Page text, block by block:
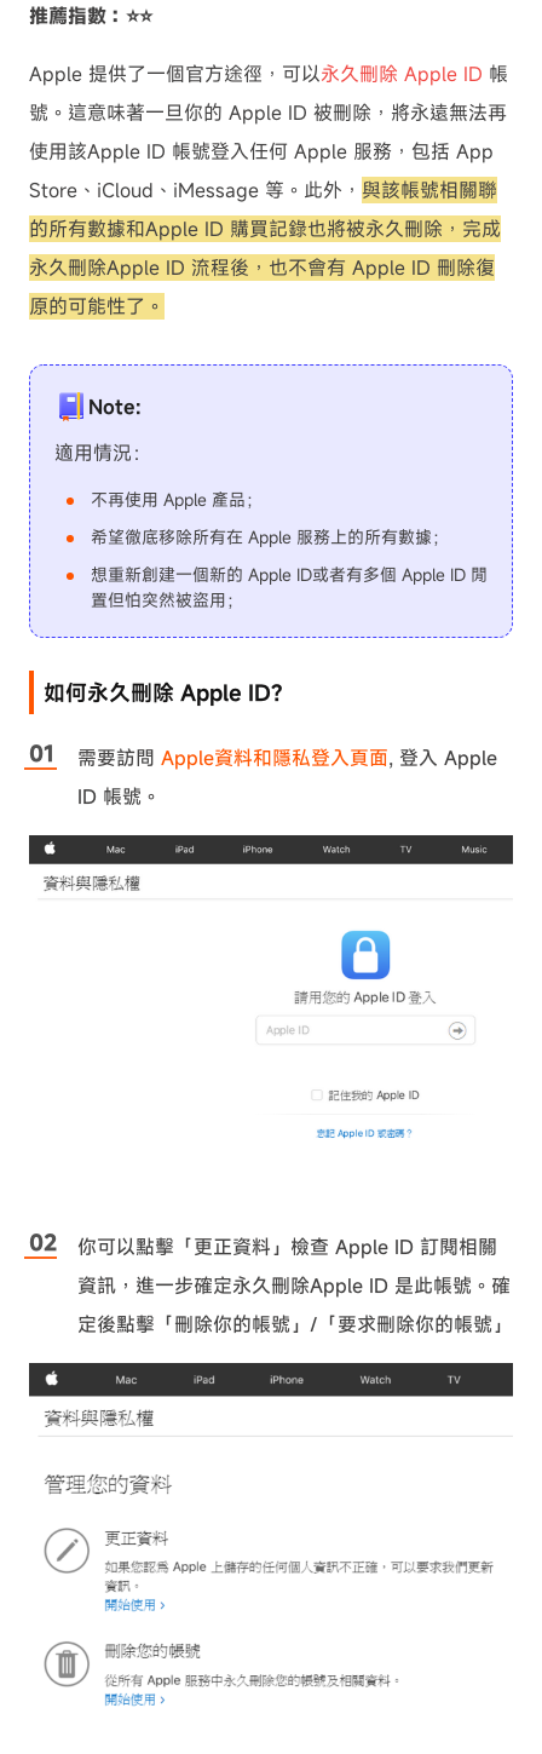
推薦指數：⭐⭐
Apple 提供了一個官方途徑，可以永久刪除 Apple ID 帳
號。這意味著一旦你的 Apple ID 被刪除，將永遠無法再
使用該Apple ID 帳號登入任何 Apple 服務，包括 App
Store、iCloud、iMessage 等。此外， 與該帳號相關聯
的所有數據和Apple ID 購買記錄也將被永久刪除，完成
永久刪除Apple ID 流程後，也不會有 Apple ID 刪除復
原的可能性了。
Note:
適用情況：
不再使用 Apple 產品；
希望徹底移除所有在 Apple 服務上的所有數據；
想重新創建一個新的 Apple ID或者有多個 Apple ID 閒
置但怕突然被盜用；
如何永久刪除 Apple ID?
需要訪問 Apple資料和隱私登入頁面, 登入 Apple
ID 帳號。
你可以點擊「更正資料」檢查 Apple ID 訂閱相關
資訊，進一步確定永久刪除Apple ID 是此帳號。確
定後點擊「刪除你的帳號」/「要求刪除你的帳號」